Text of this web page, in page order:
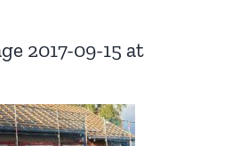
2017-09-15 at